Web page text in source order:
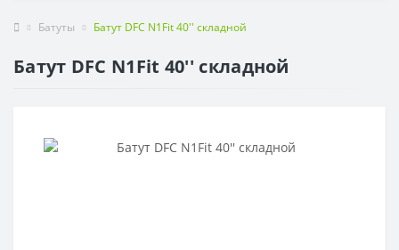
Батуты Батут DFC N1Fit 40'' складной
Батут DFC N1Fit 40'' складной